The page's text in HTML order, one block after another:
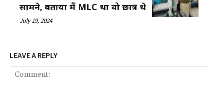
सामने, बताया मैं MLC था वो छात्र थे
July 19, 2024
LEAVE A REPLY